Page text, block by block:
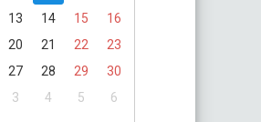
13 14 15
16
20 21 22
23
27 28 29
30
3 4 5 6